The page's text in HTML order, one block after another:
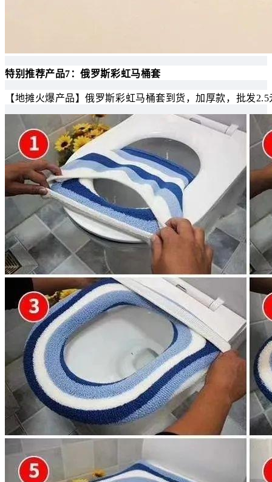
特别推荐产品7：俄罗斯彩虹马桶套
【地摊火爆产品】俄罗斯彩虹马桶套到货，加厚款，批发